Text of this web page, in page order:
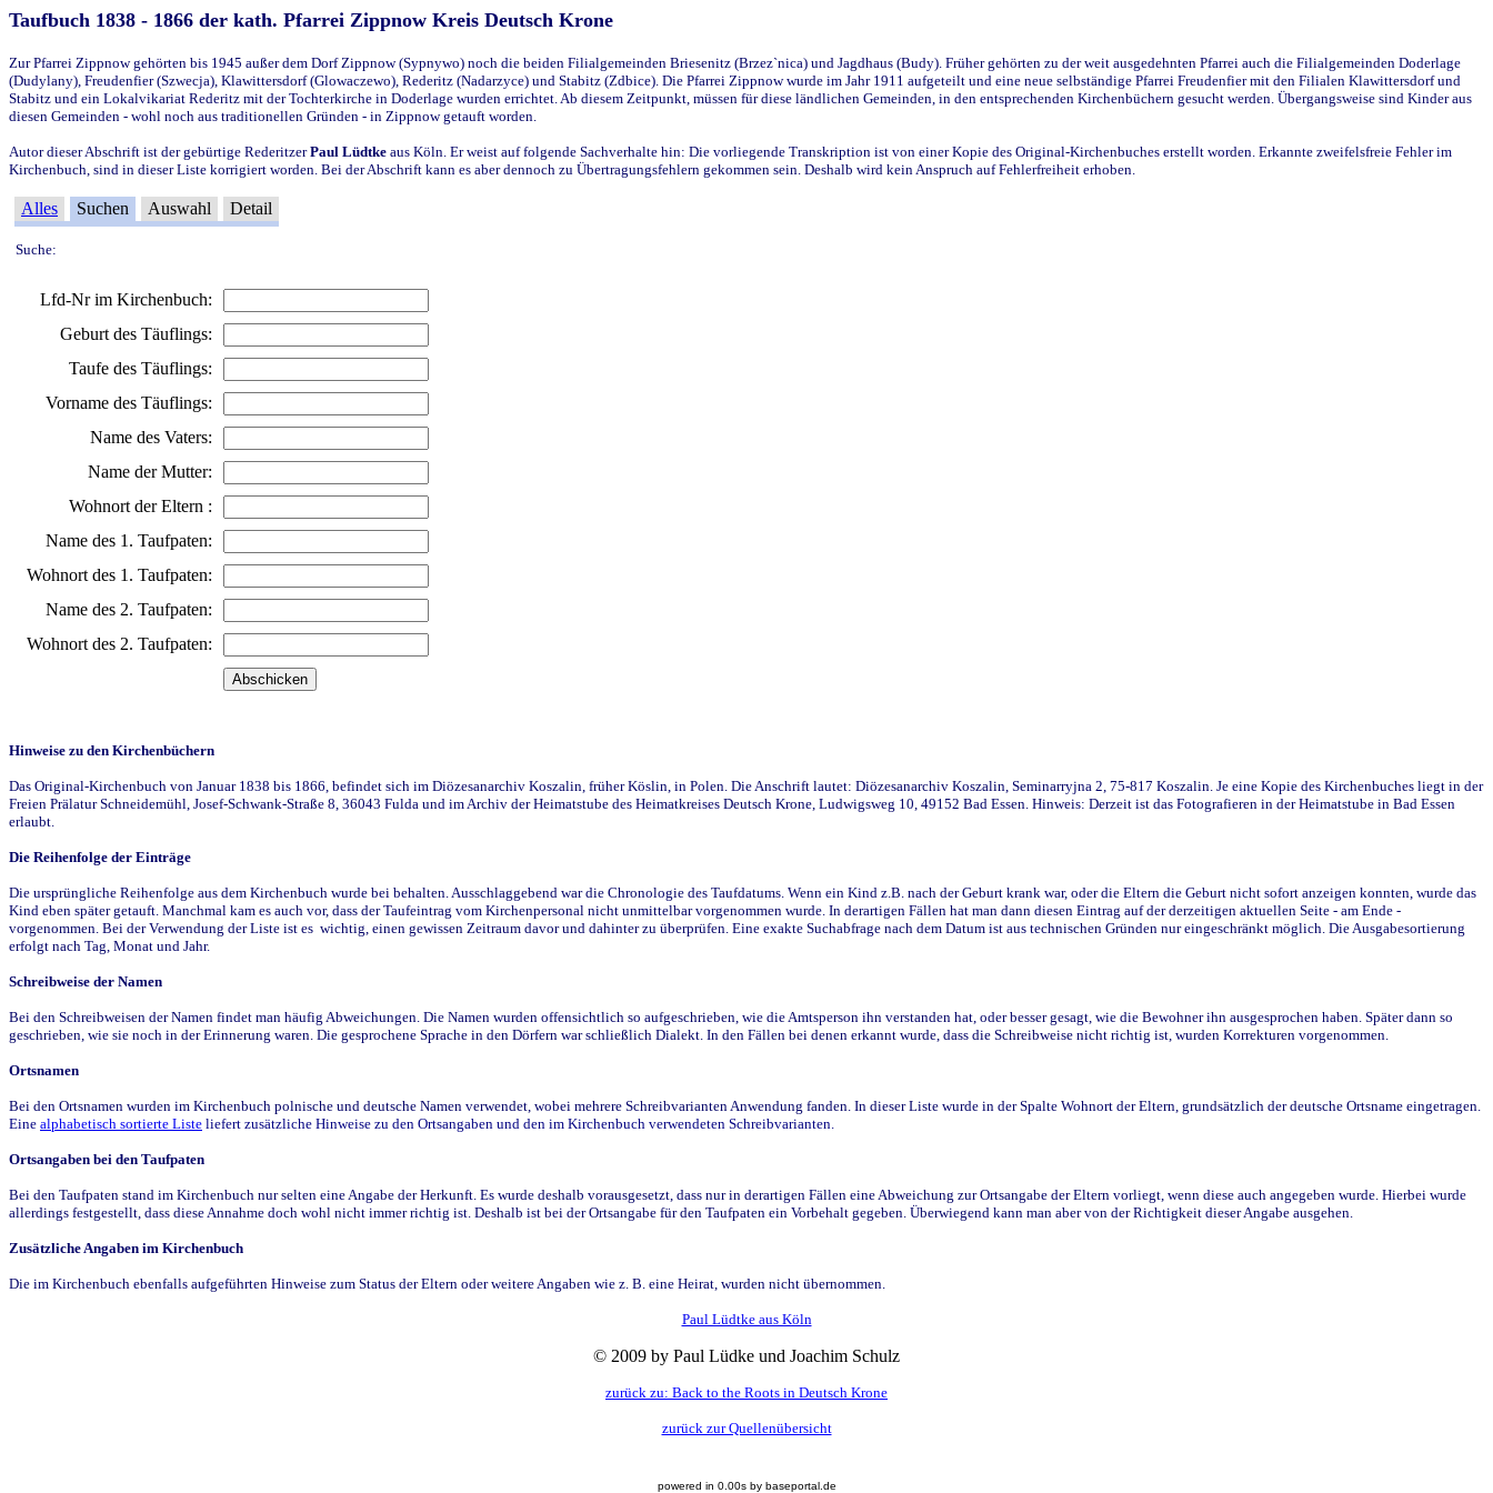
Taufbuch 1838 - 1866 der kath. Pfarrei Zippnow Kreis Deutsch Krone
Zur Pfarrei Zippnow gehörten bis 1945 außer dem Dorf Zippnow (Sypnywo) noch die beiden Filialgemeinden Briesenitz (Brzez`nica) und Jagdhaus (Budy). Früher gehörten zu der weit ausgedehnten Pfarrei auch die Filialgemeinden Doderlage
(Dudylany), Freudenfier (Szwecja), Klawittersdorf (Glowaczewo), Rederitz (Nadarzyce) und Stabitz (Zdbice). Die Pfarrei Zippnow wurde im Jahr 1911 aufgeteilt und eine neue selbständige Pfarrei Freudenfier mit den Filialen Klawittersdorf und
Stabitz und ein Lokalvikariat Rederitz mit der Tochterkirche in Doderlage wurden errichtet. Ab diesem Zeitpunkt, müssen für diese ländlichen Gemeinden, in den entsprechenden Kirchenbüchern gesucht werden. Übergangsweise sind Kinder aus
diesen Gemeinden - wohl noch aus traditionellen Gründen - in Zippnow getauft worden.
Autor dieser Abschrift ist der gebürtige RederitzerPaul Lüdtke aus Köln. Er weist auf folgende Sachverhalte hin: Die vorliegende Transkription ist von einer Kopie des Original-Kirchenbuches erstellt worden. Erkannte zweifelsfreie Fehler im
Kirchenbuch, sind in dieser Liste korrigiert worden. Bei der Abschrift kann es aber dennoch zu Übertragungsfehlern gekommen sein. Deshalb wird kein Anspruch auf Fehlerfreiheit erhoben.
Alles Suchen Auswahl Detail
Suche:
Lfd-Nr im Kirchenbuch:
Geburt des Täuflings:
Taufe des Täuflings:
Vorname des Täuflings:
Name des Vaters:
Name der Mutter:
Wohnort der Eltern :
Name des 1. Taufpaten:
Wohnort des 1. Taufpaten:
Name des 2. Taufpaten:
Wohnort des 2. Taufpaten:
Hinweise zu den Kirchenbüchern
Das Original-Kirchenbuch von Januar 1838 bis 1866, befindet sich im Diözesanarchiv Koszalin, früher Köslin, in Polen. Die Anschrift lautet: Diözesanarchiv Koszalin, Seminarryjna 2, 75-817 Koszalin. Je eine Kopie des Kirchenbuches liegt in der
Freien Prälatur Schneidemühl, Josef-Schwank-Straße 8, 36043 Fulda und im Archiv der Heimatstube des Heimatkreises Deutsch Krone, Ludwigsweg 10, 49152 Bad Essen. Hinweis: Derzeit ist das Fotografieren in der Heimatstube in Bad Essen
erlaubt.
Die Reihenfolge der Einträge
Die ursprüngliche Reihenfolge aus dem Kirchenbuch wurde bei behalten. Ausschlaggebend war die Chronologie des Taufdatums. Wenn ein Kind z.B. nach der Geburt krank war, oder die Eltern die Geburt nicht sofort anzeigen konnten, wurde das
Kind eben später getauft. Manchmal kam es auch vor, dass der Taufeintrag vom Kirchenpersonal nicht unmittelbar vorgenommen wurde. In derartigen Fällen hat man dann diesen Eintrag auf der derzeitigen aktuellen Seite - am Ende -
vorgenommen. Bei der Verwendung der Liste ist es wichtig, einen gewissen Zeitraum davor und dahinter zu überprüfen. Eine exakte Suchabfrage nach dem Datum ist aus technischen Gründen nur eingeschränkt möglich. Die Ausgabesortierung
erfolgt nach Tag, Monat und Jahr.
Schreibweise der Namen
Bei den Schreibweisen der Namen findet man häufig Abweichungen. Die Namen wurden offensichtlich so aufgeschrieben, wie die Amtsperson ihn verstanden hat, oder besser gesagt, wie die Bewohner ihn ausgesprochen haben. Später dann so
geschrieben, wie sie noch in der Erinnerung waren. Die gesprochene Sprache in den Dörfern war schließlich Dialekt. In den Fällen bei denen erkannt wurde, dass die Schreibweise nicht richtig ist, wurden Korrekturen vorgenommen.
Ortsnamen
Bei den Ortsnamen wurden im Kirchenbuch polnische und deutsche Namen verwendet, wobei mehrere Schreibvarianten Anwendung fanden. In dieser Liste wurde in der Spalte Wohnort der Eltern, grundsätzlich der deutsche Ortsname eingetragen.
Eine alphabetisch sortierte Liste liefert zusätzliche Hinweise zu den Ortsangaben und den im Kirchenbuch verwendeten Schreibvarianten.
Ortsangaben bei den Taufpaten
Bei den Taufpaten stand im Kirchenbuch nur selten eine Angabe der Herkunft. Es wurde deshalb vorausgesetzt, dass nur in derartigen Fällen eine Abweichung zur Ortsangabe der Eltern vorliegt, wenn diese auch angegeben wurde. Hierbei wurde
allerdings festgestellt, dass diese Annahme doch wohl nicht immer richtig ist. Deshalb ist bei der Ortsangabe für den Taufpaten ein Vorbehalt gegeben. Überwiegend kann man aber von der Richtigkeit dieser Angabe ausgehen.
Zusätzliche Angaben im Kirchenbuch
Die im Kirchenbuch ebenfalls aufgeführten Hinweise zum Status der Eltern oder weitere Angaben wie z. B. eine Heirat, wurden nicht übernommen.
Paul Lüdtke aus Köln
© 2009 by Paul Lüdke und Joachim Schulz
zurück zu: Back to the Roots in Deutsch Krone
zurück zur Quellenübersicht
powered in 0.00s by baseportal.de